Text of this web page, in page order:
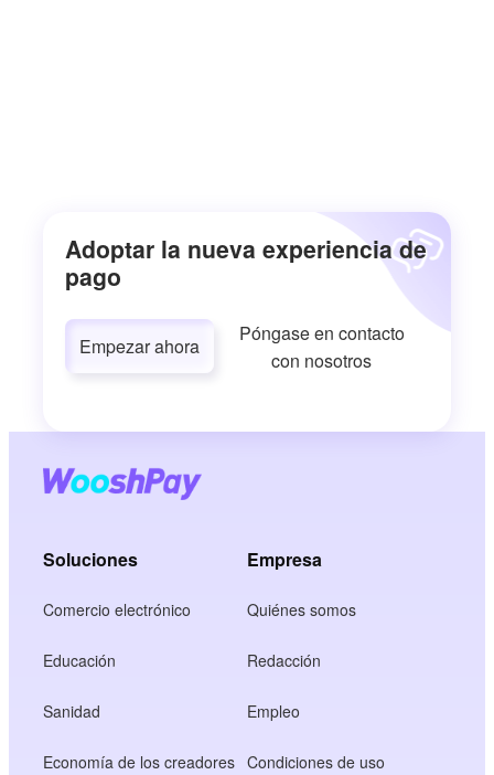
Adoptar la nueva experiencia de
pago
Empezar ahora
Póngase en contacto
con nosotros
Soluciones
Comercio electrónico
Educación
Sanidad
Economía de los creadores
Empresa
Quiénes somos
Redacción
Empleo
Condiciones de uso